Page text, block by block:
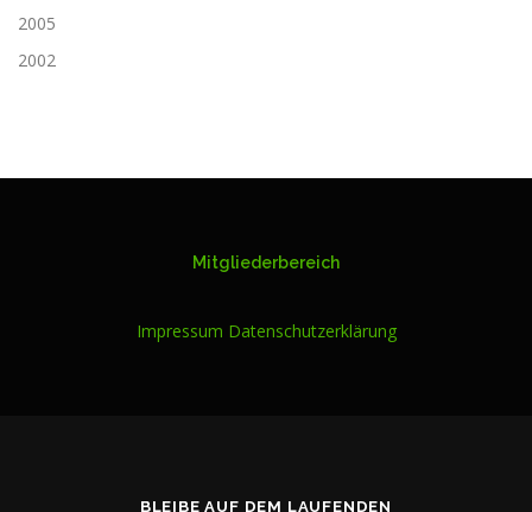
2005
2002
Mitgliederbereich
Impressum Datenschutzerklärung
BLEIBE AUF DEM LAUFENDEN